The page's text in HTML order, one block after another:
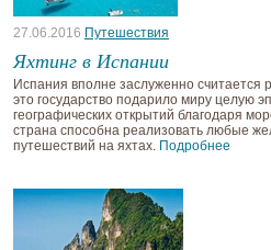
27.06.2016 Путешествия
Яхтинг в Испании
Испания вполне заслуженно считается
это государство подарило миру целую
географических открытий благодаря
страна способна реализовать любые
путешествий на яхтах. Подробнее